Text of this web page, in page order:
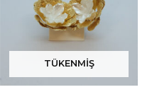
TÜKENMIŞ